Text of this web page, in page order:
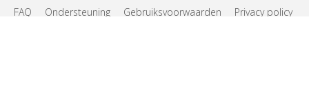
FAQ Ondersteuning Gebruiksvoorwaarden Privacy policy